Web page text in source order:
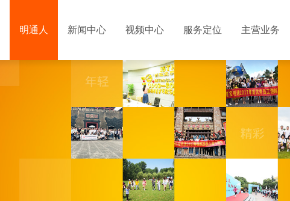
明通人 新闻中心 视频中心 服务定位 主营业务